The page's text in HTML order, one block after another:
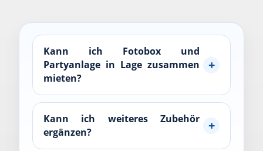
Kann ich Fotobox und
Partyanlage in Lage zusammen
mieten?
Kann ich weiteres Zubehör
ergänzen?